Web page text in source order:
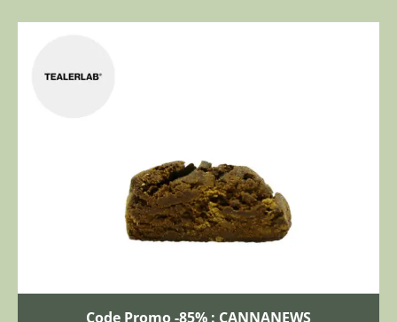
Code Promo -85% : CANNANEWS